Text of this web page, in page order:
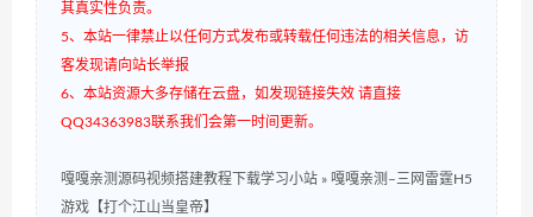
其真实性负责。
5、本站一律禁止以任何方式发布或转载任何违法的相关信息，访
客发现请向站长举报
6、本站资源大多存储在云盘，如发现链接失效 请直接
QQ34363983联系我们会第一时间更新。
嘎嘎亲测源码视频搭建教程下载学习小站 » 嘎嘎亲测–三网雷霆H5
游戏【打个江山当皇帝】